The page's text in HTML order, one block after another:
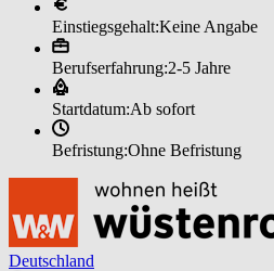
Einstiegsgehalt:Keine Angabe
Berufserfahrung:2-5 Jahre
Startdatum:Ab sofort
Befristung:Ohne Befristung
Deutschland